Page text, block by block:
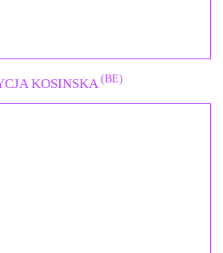
KOSINSKA(BE)